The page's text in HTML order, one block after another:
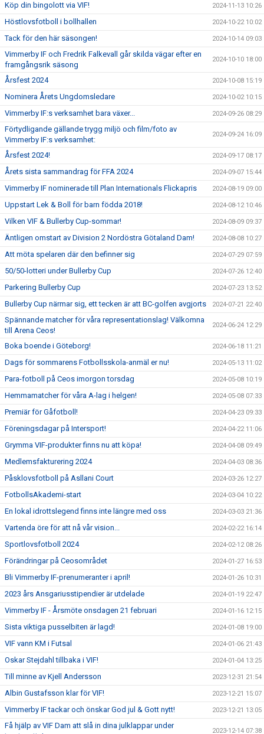
Köp din bingolott via VIF! 2024-11-13 10:26
Höstlovsfotboll i bollhallen 2024-10-22 10:02
Tack för den här säsongen! 2024-10-14 09:03
Vimmerby IF och Fredrik Falkevall går skilda vägar efter en
framgångsrik säsong
2024-10-10 18:00
Årsfest 2024 2024-10-08 15:19
Nominera Årets Ungdomsledare 2024-10-02 10:15
Vimmerby IF:s verksamhet bara växer... 2024-09-26 08:29
Förtydligande gällande trygg miljö och film/foto av
Vimmerby IF:s verksamhet:
2024-09-24 16:09
Årsfest 2024! 2024-09-17 08:17
Årets sista sammandrag för FFA 2024 2024-09-07 15:44
Vimmerby IF nominerade till Plan Internationals Flickapris 2024-08-19 09:00
Uppstart Lek & Boll för barn födda 2018! 2024-08-12 10:46
Vilken VIF & Bullerby Cup-sommar! 2024-08-09 09:37
Äntligen omstart av Division 2 Nordöstra Götaland Dam! 2024-08-08 10:27
Att möta spelaren där den befinner sig 2024-07-29 07:59
50/50-lotteri under Bullerby Cup 2024-07-26 12:40
Parkering Bullerby Cup 2024-07-23 13:52
Bullerby Cup närmar sig, ett tecken är att BC-golfen avgjorts 2024-07-21 22:40
Spännande matcher för våra representationslag! Välkomna
till Arena Ceos!
2024-06-24 12:29
Boka boende i Göteborg! 2024-06-18 11:21
Dags för sommarens Fotbollsskola-anmäl er nu! 2024-05-13 11:02
Para-fotboll på Ceos imorgon torsdag 2024-05-08 10:19
Hemmamatcher för våra A-lag i helgen! 2024-05-08 07:33
Premiär för Gåfotboll! 2024-04-23 09:33
Föreningsdagar på Intersport! 2024-04-22 11:06
Grymma VIF-produkter finns nu att köpa! 2024-04-08 09:49
Medlemsfakturering 2024 2024-04-03 08:36
Påsklovsfotboll på Asllani Court 2024-03-26 12:27
FotbollsAkademi-start 2024-03-04 10:22
En lokal idrottslegend finns inte längre med oss 2024-03-03 21:36
Vartenda öre för att nå vår vision... 2024-02-22 16:14
Sportlovsfotboll 2024 2024-02-12 08:26
Förändringar på Ceosområdet 2024-01-27 16:53
Bli Vimmerby IF-prenumeranter i april! 2024-01-26 10:31
2023 års Ansgariusstipendier är utdelade 2024-01-19 22:47
Vimmerby IF - Årsmöte onsdagen 21 februari 2024-01-16 12:15
Sista viktiga pusselbiten är lagd! 2024-01-08 19:00
VIF vann KM i Futsal 2024-01-06 21:43
Oskar Stejdahl tillbaka i VIF! 2024-01-04 13:25
Till minne av Kjell Andersson 2023-12-31 21:54
Albin Gustafsson klar för VIF! 2023-12-21 15:07
Vimmerby IF tackar och önskar God jul & Gott nytt! 2023-12-21 13:05
Få hjälp av VIF Dam att slå in dina julklappar under
2023-12-14 07:38